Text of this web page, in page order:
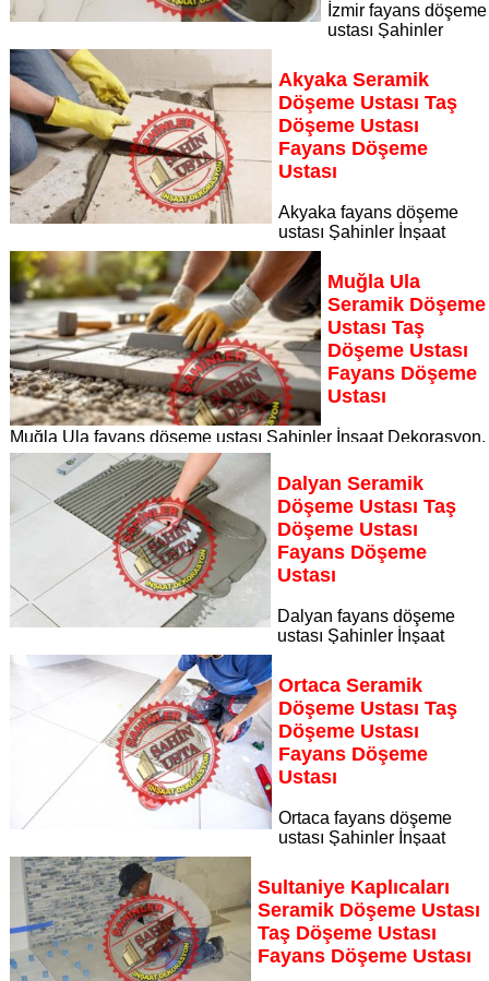
İzmir fayans döşeme
ustası Şahinler
İnşaat Dekorasyon, zeminlerinizi sanat eseri gibi işleyen
uzman kadrosuyla İzmir bölgesine özel hizmet sunuyor İzmir
seramik döşeme ustası taş döşeme ustası fayans döşeme
ustası
Sayfaya Git
Akyaka Seramik
Döşeme Ustası Taş
Döşeme Ustası
Fayans Döşeme
Ustası
Akyaka fayans döşeme
ustası Şahinler İnşaat
Dekorasyon, zeminlerinizi sanat eseri gibi işleyen uzman
kadrosuyla Akyaka bölgesine özel hizmet sunuyor Akyaka
seramik döşeme ustası taş döşeme ustası fayans döşeme
ustası
Sayfaya Git
Muğla Ula
Seramik Döşeme
Ustası Taş
Döşeme Ustası
Fayans Döşeme
Ustası
Muğla Ula fayans döşeme ustası Şahinler İnşaat Dekorasyon,
zeminlerinizi sanat eseri gibi işleyen uzman kadrosuyla Muğla
Ula bölgesine özel hizmet sunuyor
Sayfaya Git
Dalyan Seramik
Döşeme Ustası Taş
Döşeme Ustası
Fayans Döşeme
Ustası
Dalyan fayans döşeme
ustası Şahinler İnşaat
Dekorasyon, zeminlerinizi sanat eseri gibi işleyen uzman
kadrosuyla Dalyan bölgesine özel hizmet sunuyor Dalyan
seramik döşeme ustası taş döşeme ustası fayans döşeme
Sayfaya Git
Ortaca Seramik
Döşeme Ustası Taş
Döşeme Ustası
Fayans Döşeme
Ustası
Ortaca fayans döşeme
ustası Şahinler İnşaat
Dekorasyon, zeminlerinizi sanat eseri gibi işleyen uzman
kadrosuyla Ortaca bölgesine özel hizmet sunuyor Ortaca
seramik döşeme ustası taş döşeme ustası fayans döşeme
ustası
Sayfaya Git
Sultaniye Kaplıcaları
Seramik Döşeme Ustası
Taş Döşeme Ustası
Fayans Döşeme Ustası